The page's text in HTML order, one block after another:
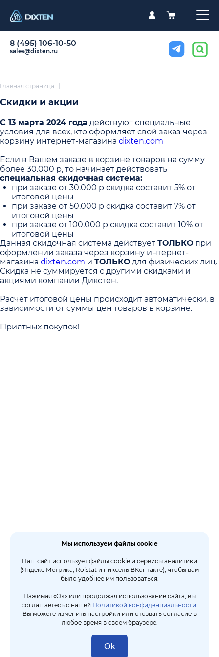
8 (495) 106-10-50
sales@dixten.ru
Главная страница |
Скидки и акции
С 13 марта 2024 года действуют специальные
условия для всех, кто оформляет свой заказ через
корзину интернет-магазина dixten.com
Если в Вашем заказе в корзине товаров на сумму
более 30.000 р, то начинает действовать
специальная скидочная система:
при заказе от 30.000 р скидка составит 5% от
итоговой цены
при заказе от 50.000 р скидка составит 7% от
итоговой цены
при заказе от 100.000 р скидка составит 10% от
итоговой цены
Данная скидочная система действует ТОЛЬКО при
оформлении заказа через корзину интернет-
магазина dixten.com и ТОЛЬКО для физических лиц.
Скидка не суммируется с другими скидками и
акциями компании Дикстен.
Расчет итоговой цены происходит автоматически, в
зависимости от суммы цен товаров в корзине.
Приятных покупок!
Мы используем файлы cookie
Наш сайт использует файлы cookie и сервисы аналитики
(Яндекс Метрика, Roistat и пиксель ВКонтакте), чтобы вам
было удобнее им пользоваться.
Нажимая «Ок» или продолжая использование сайта, вы
соглашаетесь с нашей Политикой конфиденциальности.
Вы можете изменить настройки или отозвать согласие в
любое время в своем браузере.
Ok